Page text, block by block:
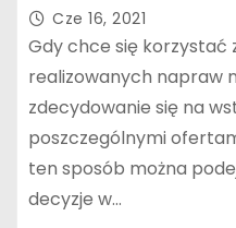
Cze 16, 2021
Gdy chce się korzystać
realizowanych napraw
zdecydowanie się na
poszczególnymi
ten sposób można
decyzje w…